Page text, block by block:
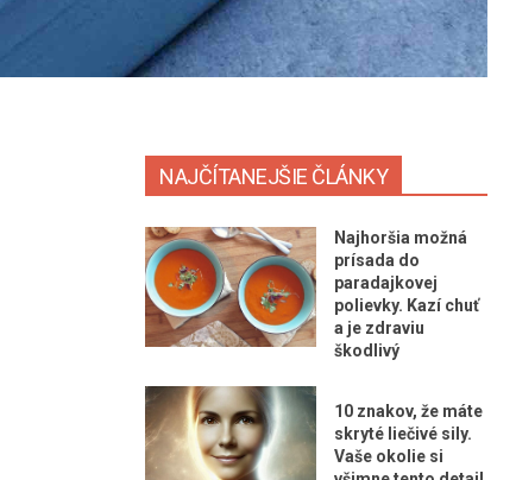
NAJČÍTANEJŠIE ČLÁNKY
Najhoršia možná
prísada do
paradajkovej
polievky. Kazí chuť
a je zdraviu
škodlivý
10 znakov, že máte
skryté liečivé sily.
Vaše okolie si